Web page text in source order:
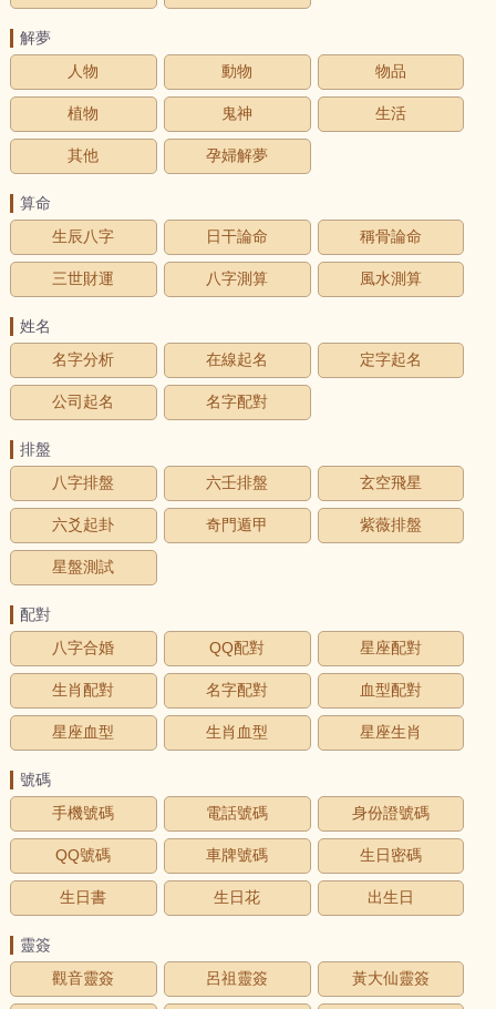
解夢
人物
動物 物品
植物 鬼神 生活
其他 孕婦解夢
算命
生辰八字
日干論命 稱骨論命
三世財運 八字測算 風水測算
姓名
名字分析
在線起名 定字起名
公司起名 名字配對
排盤
八字排盤
六壬排盤 玄空飛星
六爻起卦 奇門遁甲 紫薇排盤
星盤測試
配對
八字合婚
QQ配對 星座配對
生肖配對 名字配對 血型配對
星座血型 生肖血型 星座生肖
號碼
手機號碼
電話號碼 身份證號碼
QQ號碼 車牌號碼 生日密碼
生日書 生日花 出生日
靈簽
觀音靈簽
呂祖靈簽 黃大仙靈簽